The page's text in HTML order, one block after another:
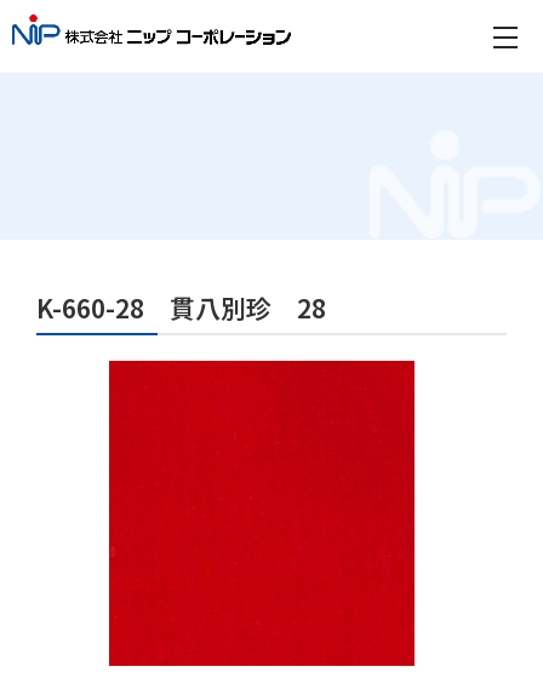
K-660-28 貫八別珍 28